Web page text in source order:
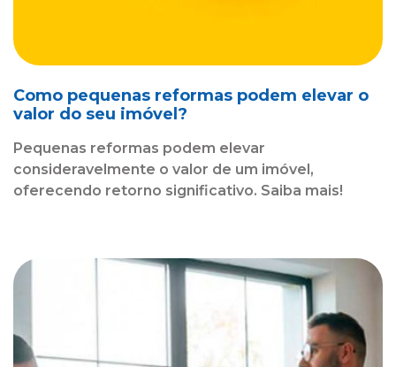
Como pequenas reformas podem elevar o
valor do seu imóvel?
Pequenas reformas podem elevar
consideravelmente o valor de um imóvel,
oferecendo retorno significativo. Saiba mais!